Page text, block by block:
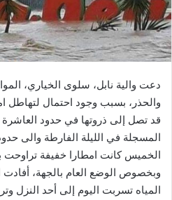
دعت والية نابل، سلوى الخياري،
والحذر، بسبب وجود احتمال لتهاطل
قد تصل إلى ذروتها في حدود العاشرة
المسجلة في الليلة الفارطة والى
الخميس كانت امطارا خفيفة تراوحت بين 20 و 25
وبخصوص الوضع العام بالجهة،
المياه تسربت اليوم إلى أحد النزل